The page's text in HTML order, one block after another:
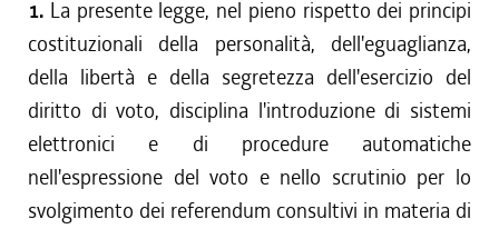
1. La presente legge, nel pieno rispetto dei principi
costituzionali della personalità, dell'eguaglianza,
della libertà e della segretezza dell'esercizio del
diritto di voto, disciplina l'introduzione di sistemi
elettronici e di procedure automatiche
nell'espressione del voto e nello scrutinio per lo
svolgimento dei referendum consultivi in materia di